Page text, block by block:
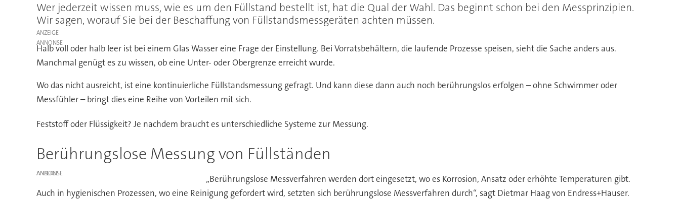
Wer jederzeit wissen muss, wie es um den Füllstand bestellt ist, hat die Qual der Wahl. Das beginnt schon bei den Messprinzipien.
Wir sagen, worauf Sie bei der Beschaffung von Füllstandsmessgeräten achten müssen.
ANZEIGE
Halb voll oder halb leer ist bei einem Glas Wasser eine Frage der Einstellung. Bei Vorratsbehältern, die laufende Prozesse speisen, sieht die Sache anders aus.
Manchmal genügt es zu wissen, ob eine Unter- oder Obergrenze erreicht wurde.
Wo das nicht ausreicht, ist eine kontinuierliche Füllstandsmessung gefragt. Und kann diese dann auch noch berührungslos erfolgen – ohne Schwimmer oder
Messfühler – bringt dies eine Reihe von Vorteilen mit sich.
Feststoff oder Flüssigkeit? Je nachdem braucht es unterschiedliche Systeme zur Messung.
Berührungslose Messung von Füllständen
ANZEIGE
„Berührungslose Messverfahren werden dort eingesetzt, wo es Korrosion, Ansatz oder erhöhte Temperaturen gibt.
Auch in hygienischen Prozessen, wo eine Reinigung gefordert wird, setzten sich berührungslose Messverfahren durch“, sagt Dietmar Haag von Endress+Hauser.